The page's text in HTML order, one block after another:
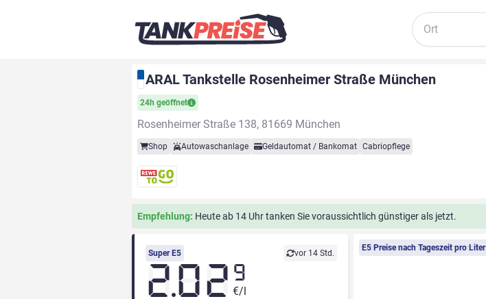
Suche
ARAL Tankstelle Rosenheimer Straße München
24h geöffnet
Rosenheimer Straße 138, 81669 München
Shop Autowaschanlage Geldautomat / Bankomat Cabriopflege
Empfehlung: Heute ab 14 Uhr tanken Sie voraussichtlich günstiger als jetzt.
Super E5 vor 14 Std.
2.02 9
€/l
E5 Preise nach Tageszeit pro Liter